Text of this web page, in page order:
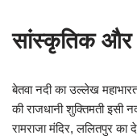
सांस्कृतिक और
बेतवा नदी का उल्लेख
की राजधानी शुक्तिमती इसी
रामराजा मंदिर, ललितपुर का